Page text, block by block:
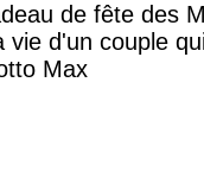
de fête des
vie d'un couple
Max